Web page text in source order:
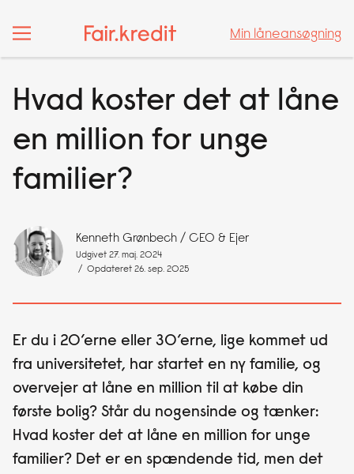
Min låneansøgning
Min låneansøgning
Hvad koster det at låne
en million for unge
familier?
Kenneth Grønbech / CEO & Ejer
Udgivet 27. maj. 2024
/ Opdateret 26. sep. 2025
Er du i 20’erne eller 30’erne, lige kommet ud
fra universitetet, har startet en ny familie, og
overvejer at låne en million til at købe din
første bolig? Står du nogensinde og tænker:
Hvad koster det at låne en million for unge
familier? Det er en spændende tid, men det